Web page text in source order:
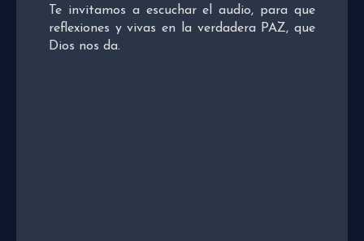
Te invitamos a escuchar el audio, para que
reflexiones y vivas en la verdadera PAZ, que
Dios nos da.